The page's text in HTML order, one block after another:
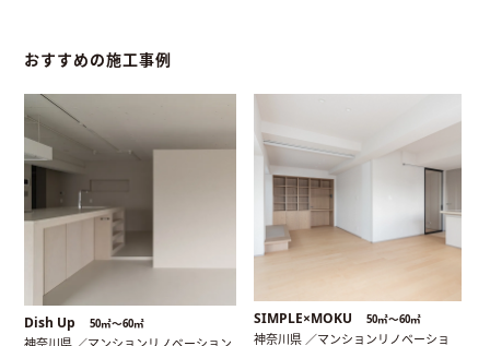
おすすめの施工事例
Dish Up 50㎡〜60㎡ SIMPLE×MOKU 50㎡〜60㎡
神奈川県 ／マンションリノベーショ